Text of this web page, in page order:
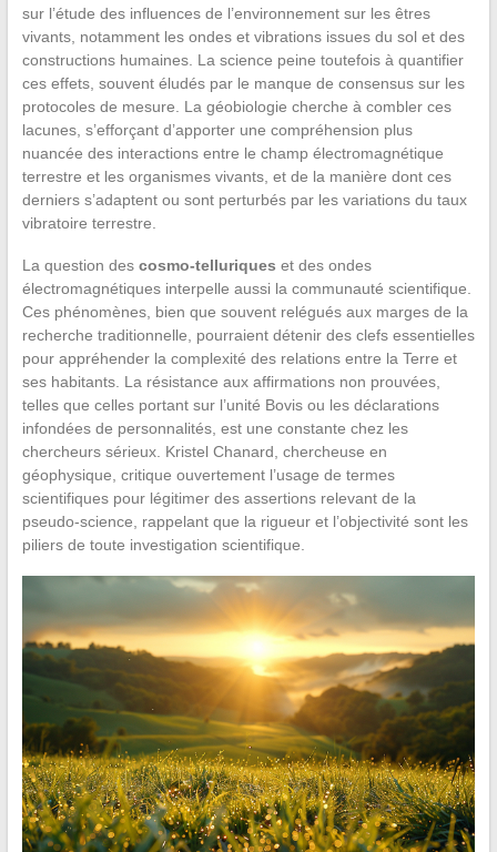
sur l’étude des influences de l’environnement sur les êtres
vivants, notamment les ondes et vibrations issues du sol et des
constructions humaines. La science peine toutefois à quantifier
ces effets, souvent éludés par le manque de consensus sur les
protocoles de mesure. La géobiologie cherche à combler ces
lacunes, s’efforçant d’apporter une compréhension plus
nuancée des interactions entre le champ électromagnétique
terrestre et les organismes vivants, et de la manière dont ces
derniers s’adaptent ou sont perturbés par les variations du taux
vibratoire terrestre.
La question des cosmo-telluriques et des ondes
électromagnétiques interpelle aussi la communauté scientifique.
Ces phénomènes, bien que souvent relégués aux marges de la
recherche traditionnelle, pourraient détenir des clefs essentielles
pour appréhender la complexité des relations entre la Terre et
ses habitants. La résistance aux affirmations non prouvées,
telles que celles portant sur l’unité Bovis ou les déclarations
infondées de personnalités, est une constante chez les
chercheurs sérieux. Kristel Chanard, chercheuse en
géophysique, critique ouvertement l’usage de termes
scientifiques pour légitimer des assertions relevant de la
pseudo-science, rappelant que la rigueur et l’objectivité sont les
piliers de toute investigation scientifique.